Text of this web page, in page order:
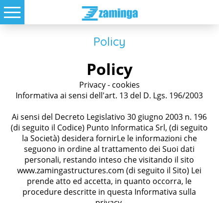
Policy
Policy
Privacy - cookies
Informativa ai sensi dell'art. 13 del D. Lgs. 196/2003
Ai sensi del Decreto Legislativo 30 giugno 2003 n. 196
(di seguito il Codice) Punto Informatica Srl, (di seguito
la Società) desidera fornirLe le informazioni che
seguono in ordine al trattamento dei Suoi dati
personali, restando inteso che visitando il sito
www.zamingastructures.com (di seguito il Sito) Lei
prende atto ed accetta, in quanto occorra, le
procedure descritte in questa Informativa sulla